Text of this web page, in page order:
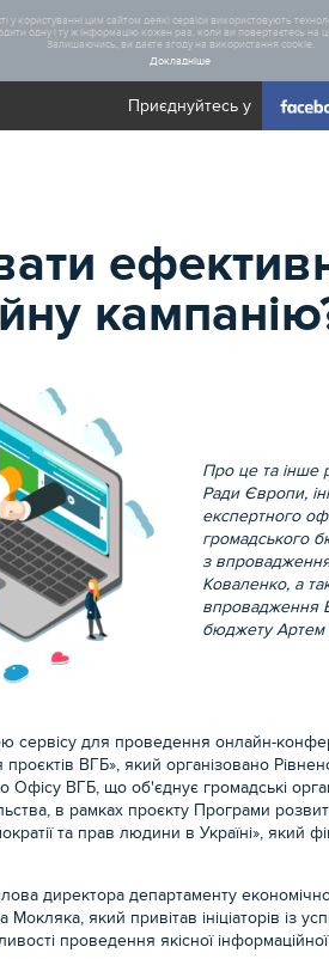
у користуванні цим сайтом деякі сервіси використовують
одну і ту ж інформацію кожен раз, коли ви повертаєтесь на
Залишаючись, ви даєте згоду на використання cookie.
Докладніше
Приєднуйтесь у
Про це та інше
Ради Європи,
експертного
громадського
з
Коваленко, а
впровадження
бюджету
сервісу для проведення онлайн-
проєктів ВГБ», який організовано
Офісу ВГБ, що об'єднує громадські
в рамках проєкту Програми
та прав людини в Україні», який
директора департаменту
Мокляка, який привітав ініціаторів із
проведення якісної